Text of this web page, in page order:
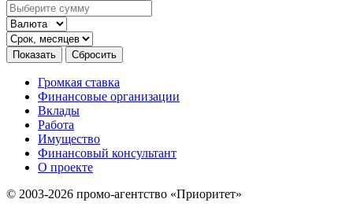
Громкая ставка
Финансовые организации
Вклады
Работа
Имущество
Финансовый консультант
О проекте
© 2003-2026 промо-агентство «Приоритет»